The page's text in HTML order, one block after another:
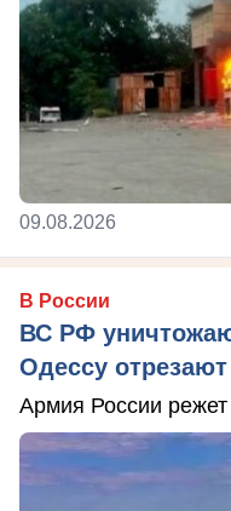
09.08.2026
В России
ВС РФ
Одессу
Армия России